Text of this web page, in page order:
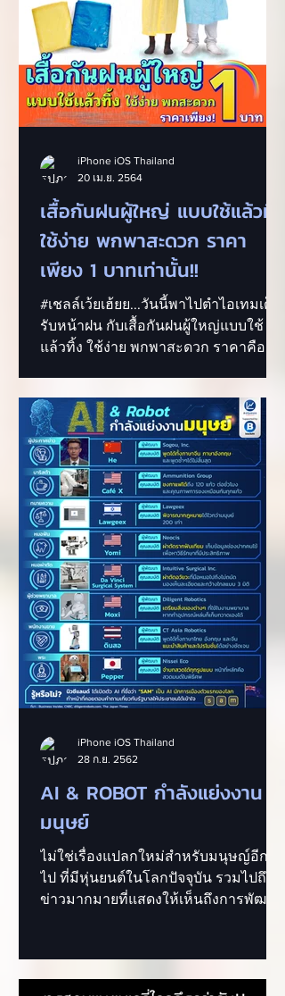
เสื้อกันฝนผู้ใหญ่ แบบใช้แล้วทิ้ง
ใช้ง่าย พกพาสะดวก ราคา
เพียง 1 บาทเท่านั้น!!
#เชลล์เว้ยเฮ้ยย...วันนี้พาไปตำไอเทมเด็ด!
รับหน้าฝน กับเสื้อกันฝนผู้ใหญ่แบบใช้
แล้วทิ้ง ใช้ง่าย พกพาสะดวก ราคาคือถูก
iPhone iOS Thailand
20 เม.ย. 2564
AI & ROBOT กำลังแย่งงาน
มนุษย์
ไม่ใช่เรื่องแปลกใหม่สำหรับมนุษญ์อีกต่อ
ไป ที่มีหุ่นยนต์ในโลกปัจจุบัน รวมไปถึง
ข่าวมากมายที่แสดงให้เห็นถึงการพัฒนา
iPhone iOS Thailand
28 ก.ย. 2562